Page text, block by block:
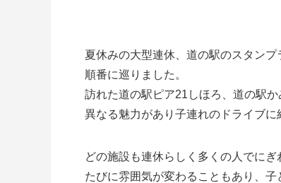
夏休みの大型連休、道の駅のスタン
順番に巡りました。
訪れた道の駅ピア21しほろ、道の駅
異なる魅力があり子連れのドライブに
どの施設も連休らしく多くの人でに
たびに雰囲気が変わることもあり、